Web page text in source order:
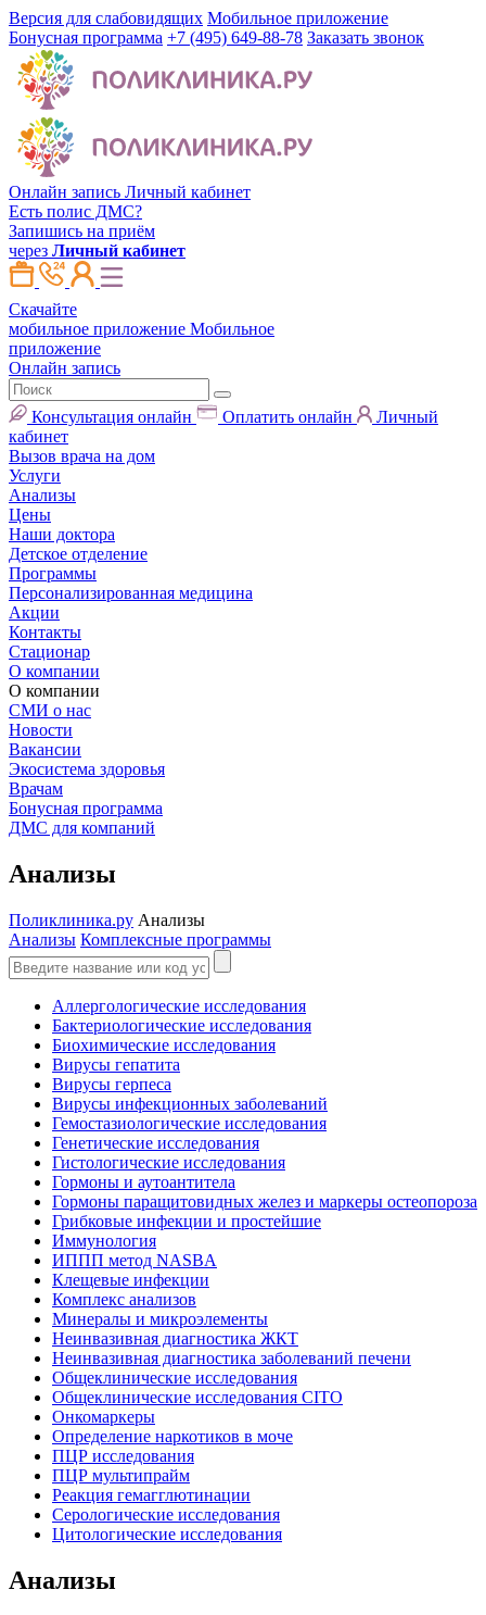
Версия для слабовидящих Мобильное приложение
Бонусная программа +7 (495) 649-88-78 Заказать звонок
Онлайн запись Личный кабинет
Есть полис ДМС?
Запишись на приём
через Личный кабинет
Скачайте
мобильное приложение Мобильное
приложение
Онлайн запись
Консультация онлайн Оплатить онлайн
Личный
кабинет
Вызов врача на дом
Услуги
Анализы
Цены
Наши доктора
Детское отделение
Программы
Персонализированная медицина
Акции
Контакты
Стационар
О компании
О компании
СМИ о нас
Новости
Вакансии
Экосистема здоровья
Врачам
Бонусная программа
ДМС для компаний
Анализы
Поликлиника.ру Анализы
Анализы Комплексные программы
Аллергологические исследования
Бактериологические исследования
Биохимические исследования
Вирусы гепатита
Вирусы герпеса
Вирусы инфекционных заболеваний
Гемостазиологические исследования
Генетические исследования
Гистологические исследования
Гормоны и аутоантитела
Гормоны паращитовидных желез и маркеры остеопороза
Грибковые инфекции и простейшие
Иммунология
ИППП метод NASBA
Клещевые инфекции
Комплекс анализов
Минералы и микроэлементы
Неинвазивная диагностика ЖКТ
Неинвазивная диагностика заболеваний печени
Общеклинические исследования
Общеклинические исследования CITO
Онкомаркеры
Определение наркотиков в моче
ПЦР исследования
ПЦР мультипрайм
Реакция гемагглютинации
Серологические исследования
Цитологические исследования
Анализы